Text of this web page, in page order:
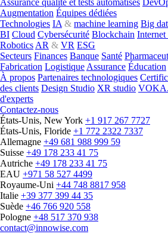
Assurance qualité et tests automatisés
Augmentation Équipes dédiées
Technologies IA & machine learning Big
BI Cloud Cybersécurité Blockchain Internet
Robotics AR & VR ESG
Secteurs Finances Banque Santé
Fabrication Logistique Assurance Éducation
À propos Partenaires technologiques
des clients Design Studio XR studio
d'experts
Contactez-nous
États-Unis, New York +1 917 267 7727
États-Unis, Floride +1 772 2322 7337
Allemagne +49 681 988 999 59
Suisse +49 178 233 41 75
Autriche +49 178 233 41 75
EAU +971 58 527 4499
Royaume-Uni +44 748 8817 958
Italie +39 377 399 44 35
Suède +46 766 920 558
Pologne +48 517 370 938
contact@innowise.com